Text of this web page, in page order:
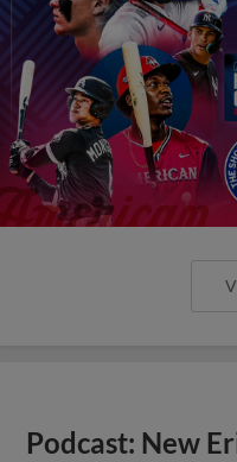
Podcast: New